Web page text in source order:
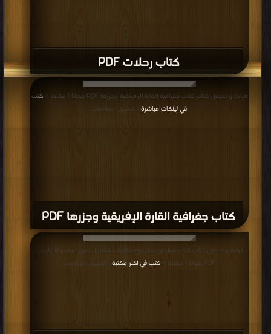
كتاب رحلات PDF
كتاب جغرافية القارة الإفريقية وجزرها PDF
قراءة و تحميل كتاب كتاب جغرافية القارة الإفريقية وجزرها PDF مجانا | مكتبة >
كتب
في لينكات مباشرة
| التحميل : مرة/مرات
قراءة و تحميل كتاب كتاب مواطن إسلامية ضائعة مشاهدات من مولدوفا وأرمينيا
PDF مجانا | مكتبة >
كتب في اكبر مكتبة | التحميل : مرة/مرات